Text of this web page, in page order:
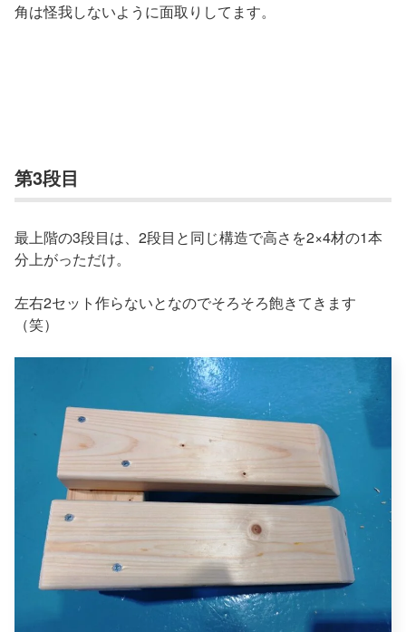
角は怪我しないように面取りしてます。
第3段目
最上階の3段目は、2段目と同じ構造で高さを2×4材の1本
分上がっただけ。
左右2セット作らないとなのでそろそろ飽きてきます
（笑）